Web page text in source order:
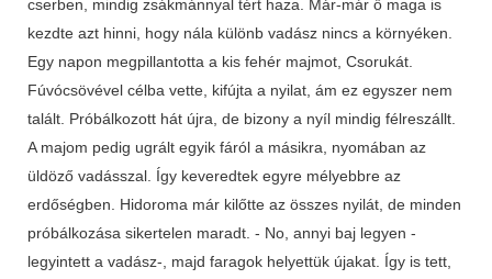
cserben, mindig zsákmánnyal tért haza. Már-már ő maga is
kezdte azt hinni, hogy nála különb vadász nincs a környéken.
Egy napon megpillantotta a kis fehér majmot, Csorukát.
Fúvócsövével célba vette, kifújta a nyilat, ám ez egyszer nem
talált. Próbálkozott hát újra, de bizony a nyíl mindig félreszállt.
A majom pedig ugrált egyik fáról a másikra, nyomában az
üldöző vadásszal. Így keveredtek egyre mélyebbre az
erdőségben. Hidoroma már kilőtte az összes nyilát, de minden
próbálkozása sikertelen maradt. - No, annyi baj legyen -
legyintett a vadász-, majd faragok helyettük újakat. Így is tett,